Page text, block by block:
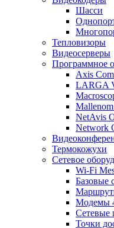
Шасси
Тепловизоры
Видеосерверы
Программное
Axis
LARGA
NetAvis
Network
Термокожухи
Сетевое
Wi-Fi
Базовые
Модемы
Точки